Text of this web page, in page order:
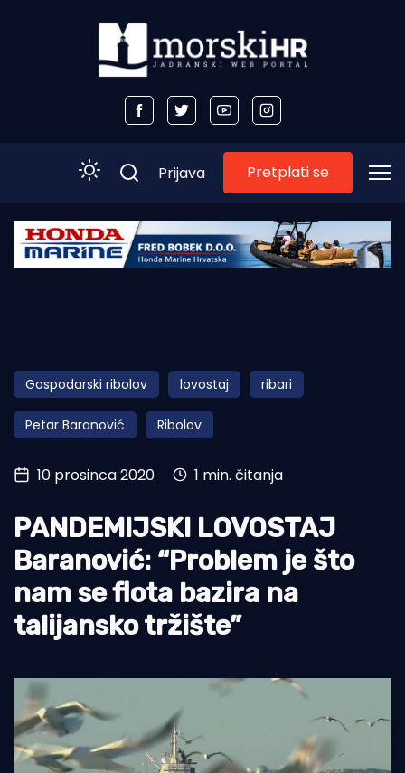
Početna
Obala
Otoci
Turizam i nautika
Pomorstvo
Ekologija
Tradicija i kultura
Prijava Pretplati se
Gospodarski ribolov lovostaj ribari
Petar Baranović Ribolov
10 prosinca 2020 1 min. čitanja
PANDEMIJSKI LOVOSTAJ
Baranović: “Problem je što
nam se flota bazira na
talijansko tržište”